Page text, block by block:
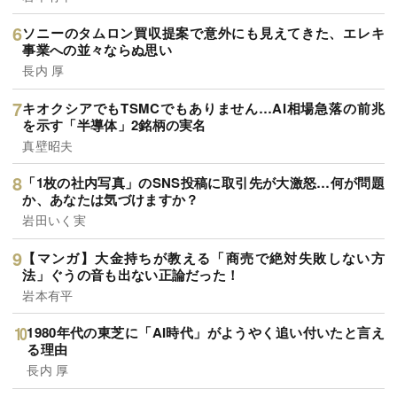
ソニーのタムロン買収提案で意外にも見えてきた、エレキ
事業への並々ならぬ思い
長内 厚
キオクシアでもTSMCでもありません…AI相場急落の前兆
を示す「半導体」2銘柄の実名
真壁昭夫
「1枚の社内写真」のSNS投稿に取引先が大激怒…何が問題
か、あなたは気づけますか？
岩田いく実
【マンガ】大金持ちが教える「商売で絶対失敗しない方
法」ぐうの音も出ない正論だった！
岩本有平
1980年代の東芝に「AI時代」がようやく追い付いたと言え
る理由
長内 厚